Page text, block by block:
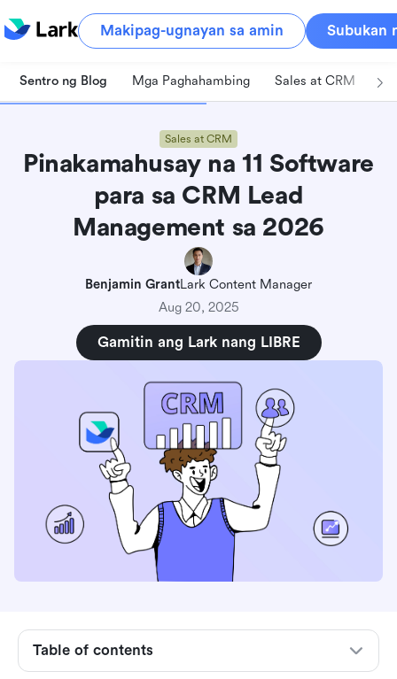
Makipag-ugnayan sa amin Subukan
Sentro ng Blog Mga Paghahambing Sales at CRM
Sales at CRM
Pinakamahusay na 11 Software
para sa CRM Lead
Management sa 2026
Benjamin GrantLark Content Manager
Aug 20, 2025
Gamitin ang Lark nang LIBRE
Table of contents